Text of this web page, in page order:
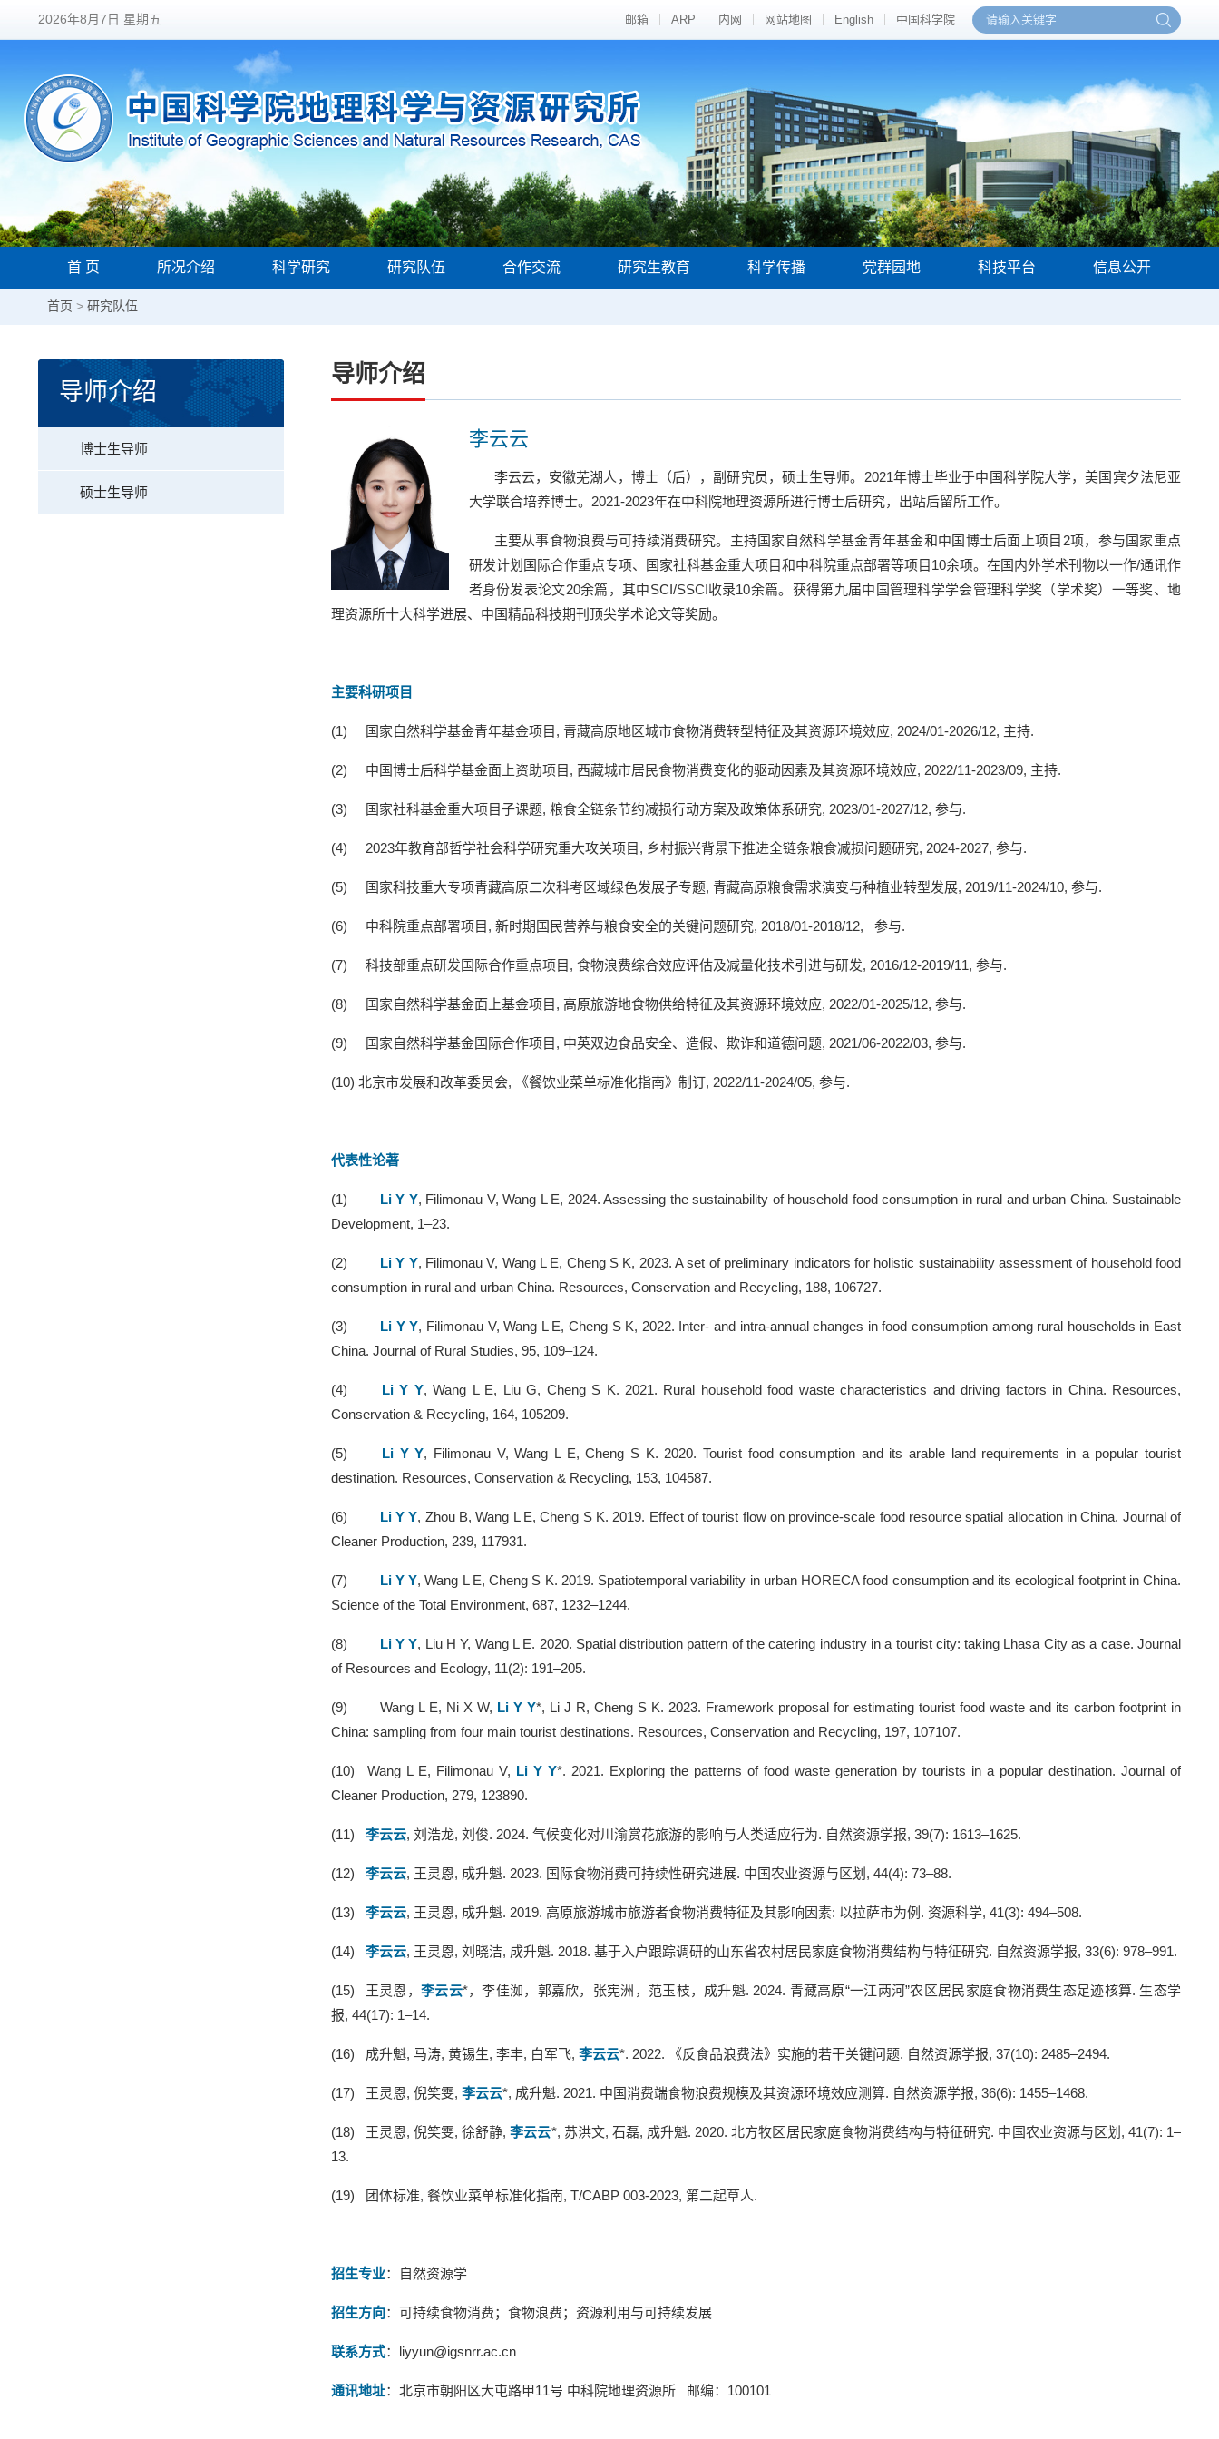
2026年8月7日 星期五 邮箱 ARP 内网 网站地图 English 中国科学院
首 页 所况介绍 科学研究 研究队伍 合作交流 研究生教育 科学传播 党群园地 科技平台 信息公开
首页 > 研究队伍
导师介绍
博士生导师
硕士生导师
导师介绍
李云云
李云云，安徽芜湖人，博士（后），副研究员，硕士生导师。 2021年博士毕业于中国科学院大学，美国宾夕法尼亚
大学联合培养博士。 2021-2023年在中科院地理资源所进行博士后研究，出站后留所工作。
主要从事食物浪费与可持续消费研究。主持国家自然科学基金青年基金和中国博士后面上项目 2项，参与国家重点
研发计划国际合作重点专项、国家社科基金重大项目和中科院重点部署等项目 10余项。在国内外学术刊物以一作/通讯作
者身份发表论文20余篇，其中SCI/SSCI收录10余篇。获得第九届中国管理科学学会管理科学奖（学术奖）一等奖、地
理资源所十大科学进展、中国精品科技期刊顶尖学术论文等奖励。
主要科研项目
(1) 国家自然科学基金青年基金项目 , 青藏高原地区城市食物消费转型特征及其资源环境效应, 2024/01-2026/12, 主持.
(2) 中国博士后科学基金面上资助项目 , 西藏城市居民食物消费变化的驱动因素及其资源环境效应, 2022/11-2023/09, 主持.
(3) 国家社科基金重大项目子课题, 粮食全链条节约减损行动方案及政策体系研究, 2023/01-2027/12, 参与.
(4) 2023年教育部哲学社会科学研究重大攻关项目 , 乡村振兴背景下推进全链条粮食减损问题研究, 2024-2027, 参与.
(5) 国家科技重大专项青藏高原二次科考区域绿色发展子专题, 青藏高原粮食需求演变与种植业转型发展, 2019/11-2024/10, 参与.
(6) 中科院重点部署项目 , 新时期国民营养与粮食安全的关键问题研究, 2018/01-2018/12, 参与.
(7) 科技部重点研发国际合作重点项目 , 食物浪费综合效应评估及减量化技术引进与研发, 2016/12-2019/11, 参与.
(8) 国家自然科学基金面上基金项目 , 高原旅游地食物供给特征及其资源环境效应, 2022/01-2025/12, 参与.
(9) 国家自然科学基金国际合作项目 , 中英双边食品安全、造假、欺诈和道德问题, 2021/06-2022/03, 参与.
(10) 北京市发展和改革委员会, 《餐饮业菜单标准化指南》制订, 2022/11-2024/05, 参与.
代表性论著
(1) Li Y Y, Filimonau V, Wang L E, 2024. Assessing the sustainability of household food consumption in rural and urban China. Sustainable
Development, 1–23.
(2) Li Y Y, Filimonau V, Wang L E, Cheng S K, 2023. A set of preliminary indicators for holistic sustainability assessment of household food
consumption in rural and urban China. Resources, Conservation and Recycling, 188, 106727.
(3) Li Y Y, Filimonau V, Wang L E, Cheng S K, 2022. Inter- and intra-annual changes in food consumption among rural households in East
China. Journal of Rural Studies, 95, 109–124.
(4) Li Y Y, Wang L E, Liu G, Cheng S K. 2021. Rural household food waste characteristics and driving factors in China. Resources,
Conservation & Recycling, 164, 105209.
(5) Li Y Y, Filimonau V, Wang L E, Cheng S K. 2020. Tourist food consumption and its arable land requirements in a popular tourist
destination. Resources, Conservation & Recycling, 153, 104587.
(6) Li Y Y, Zhou B, Wang L E, Cheng S K. 2019. Effect of tourist flow on province-scale food resource spatial allocation in China. Journal of
Cleaner Production, 239, 117931.
(7) Li Y Y, Wang L E, Cheng S K. 2019. Spatiotemporal variability in urban HORECA food consumption and its ecological footprint in China.
Science of the Total Environment, 687, 1232–1244.
(8) Li Y Y, Liu H Y, Wang L E. 2020. Spatial distribution pattern of the catering industry in a tourist city: taking Lhasa City as a case. Journal
of Resources and Ecology, 11(2): 191–205.
(9) Wang L E, Ni X W, Li Y Y*, Li J R, Cheng S K. 2023. Framework proposal for estimating tourist food waste and its carbon footprint in
China: sampling from four main tourist destinations. Resources, Conservation and Recycling, 197, 107107.
(10) Wang L E, Filimonau V, Li Y Y*. 2021. Exploring the patterns of food waste generation by tourists in a popular destination. Journal of
Cleaner Production, 279, 123890.
(11) 李云云, 刘浩龙, 刘俊. 2024. 气候变化对川渝赏花旅游的影响与人类适应行为. 自然资源学报, 39(7): 1613–1625.
(12) 李云云, 王灵恩, 成升魁. 2023. 国际食物消费可持续性研究进展. 中国农业资源与区划 , 44(4): 73–88.
(13) 李云云, 王灵恩, 成升魁. 2019. 高原旅游城市旅游者食物消费特征及其影响因素: 以拉萨市为例 . 资源科学, 41(3): 494–508.
(14) 李云云, 王灵恩, 刘晓洁, 成升魁. 2018. 基于入户跟踪调研的山东省农村居民家庭食物消费结构与特征研究. 自然资源学报, 33(6): 978–991.
(15) 王灵恩， 李云云*，李佳洳，郭嘉欣，张宪洲，范玉枝，成升魁. 2024. 青藏高原“一江两河”农区居民家庭食物消费生态足迹核算. 生态学
报, 44(17): 1–14.
(16) 成升魁, 马涛, 黄锡生, 李丰, 白军飞, 李云云*. 2022. 《反食品浪费法》实施的若干关键问题. 自然资源学报, 37(10): 2485–2494.
(17) 王灵恩, 倪笑雯, 李云云*, 成升魁. 2021. 中国消费端食物浪费规模及其资源环境效应测算. 自然资源学报, 36(6): 1455–1468.
(18) 王灵恩, 倪笑雯,徐舒静,李云云*, 苏洪文, 石磊, 成升魁. 2020.北方牧区居民家庭食物消费结构与特征研究. 中国农业资源与区划 , 41(7): 1–
13.
(19) 团体标准, 餐饮业菜单标准化指南, T/CABP 003-2023, 第二起草人.
招生专业：自然资源学
招生方向：可持续食物消费；食物浪费；资源利用与可持续发展
联系方式： liyyun@igsnrr.ac.cn
通讯地址：北京市朝阳区大屯路甲11号 中科院地理资源所 邮编： 100101